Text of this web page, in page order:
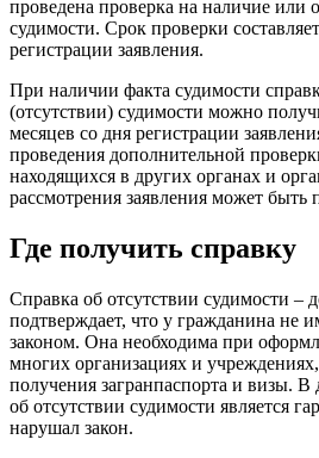
проведена проверка на наличие или
судимости. Срок проверки
регистрации заявления.
При наличии факта судимости
(отсутствии) судимости можно
месяцев со дня регистрации
проведения дополнительной
находящихся в других органах и
рассмотрения заявления может быть
Где получить справку
Справка об отсутствии судимости –
подтверждает, что у гражданина не
законом. Она необходима при
многих организациях и
получения загранпаспорта и визы. В
об отсутствии судимости является
нарушал закон.